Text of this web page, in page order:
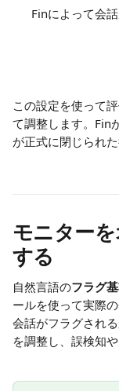
Finによって会
この設定を使って
て調整します。Fin
が正式に閉じられ
モニター
する
自然言語のフラグ
ールを使って実際
会話がフラグされ
を調整し、誤検知